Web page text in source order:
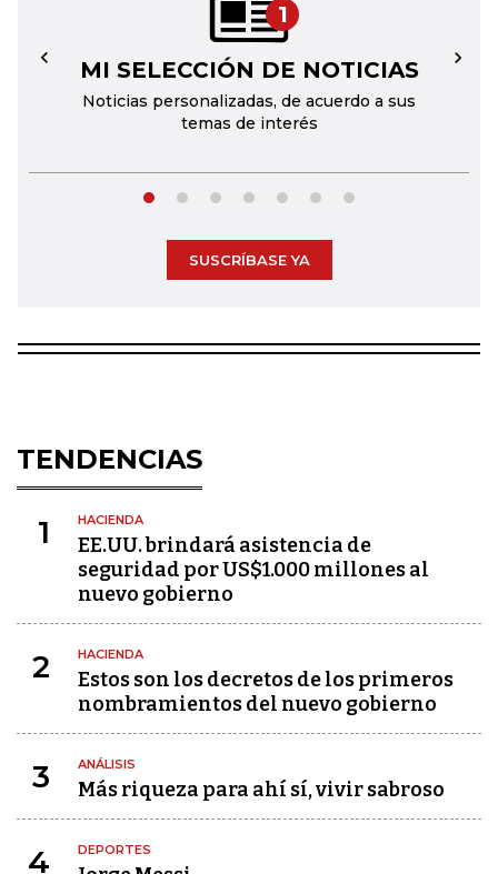
1
MI SELECCIÓN DE NOTICIAS
Noticias personalizadas, de acuerdo a sus
temas de interés
← →
SUSCRÍBASE YA
TENDENCIAS
1 HACIENDA
EE.UU. brindará asistencia de
seguridad por US$1.000 millones al
nuevo gobierno
2 HACIENDA
Estos son los decretos de los primeros
nombramientos del nuevo gobierno
3 ANÁLISIS
Más riqueza para ahí sí, vivir sabroso
4 DEPORTES